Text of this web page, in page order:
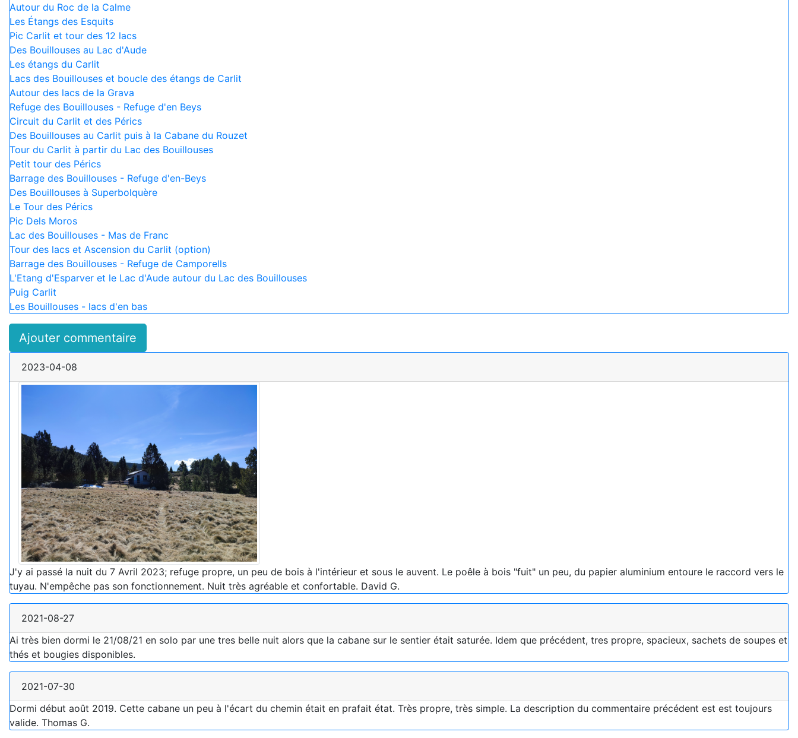
Autour du Roc de la Calme
Les Étangs des Esquits
Pic Carlit et tour des 12 lacs
Des Bouillouses au Lac d'Aude
Les étangs du Carlit
Lacs des Bouillouses et boucle des étangs de Carlit
Autour des lacs de la Grava
Refuge des Bouillouses - Refuge d'en Beys
Circuit du Carlit et des Pérics
Des Bouillouses au Carlit puis à la Cabane du Rouzet
Tour du Carlit à partir du Lac des Bouillouses
Petit tour des Pérics
Barrage des Bouillouses - Refuge d'en-Beys
Des Bouillouses à Superbolquère
Le Tour des Pérics
Pic Dels Moros
Lac des Bouillouses - Mas de Franc
Tour des lacs et Ascension du Carlit (option)
Barrage des Bouillouses - Refuge de Camporells
L'Etang d'Esparver et le Lac d'Aude autour du Lac des Bouillouses
Puig Carlit
Les Bouillouses - lacs d'en bas
Ajouter commentaire
2023-04-08
J'y ai passé la nuit du 7 Avril 2023; refuge propre, un peu de bois à l'intérieur et sous le auvent. Le poêle à bois "fuit" un peu, du papier aluminium entoure le raccord vers le
tuyau. N'empêche pas son fonctionnement. Nuit très agréable et confortable. David G.
2021-08-27
Ai très bien dormi le 21/08/21 en solo par une tres belle nuit alors que la cabane sur le sentier était saturée. Idem que précédent, tres propre, spacieux, sachets de soupes et
thés et bougies disponibles.
2021-07-30
Dormi début août 2019. Cette cabane un peu à l'écart du chemin était en prafait état. Très propre, très simple. La description du commentaire précédent est est toujours
valide. Thomas G.